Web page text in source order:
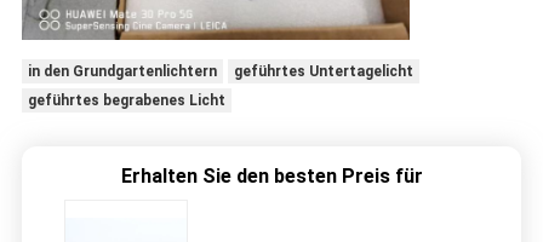
in den Grundgartenlichtern
geführtes Untertagelicht
geführtes begrabenes Licht
Erhalten Sie den besten Preis für